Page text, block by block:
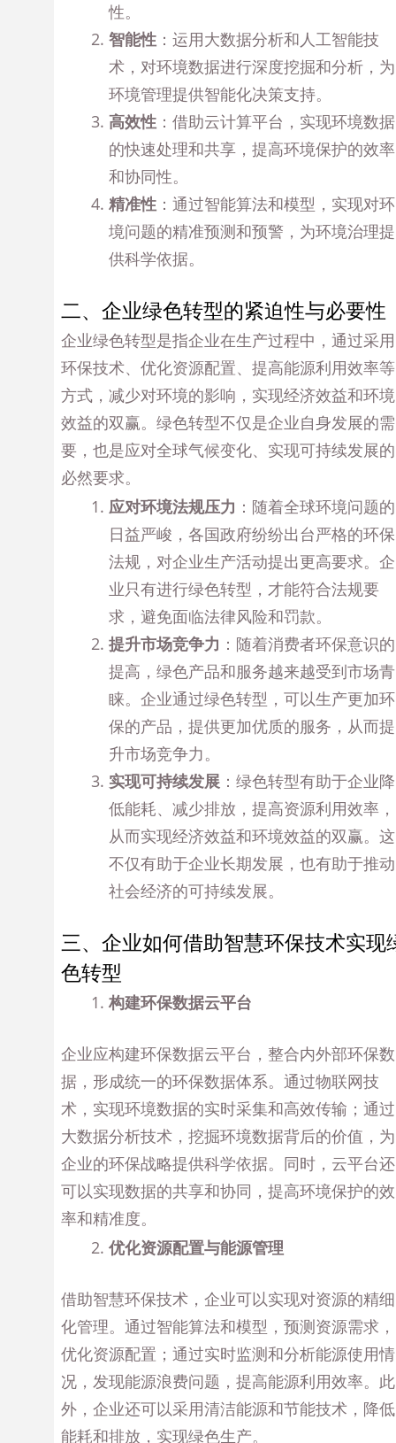
性。
智能性：运用大数据分析和人工智能技
术，对环境数据进行深度挖掘和分析，为
环境管理提供智能化决策支持。
高效性：借助云计算平台，实现环境数据
的快速处理和共享，提高环境保护的效率
和协同性。
精准性：通过智能算法和模型，实现对环
境问题的精准预测和预警，为环境治理提
供科学依据。
二、企业绿色转型的紧迫性与必要性
企业绿色转型是指企业在生产过程中，通过采用
环保技术、优化资源配置、提高能源利用效率等
方式，减少对环境的影响，实现经济效益和环境
效益的双赢。绿色转型不仅是企业自身发展的需
要，也是应对全球气候变化、实现可持续发展的
必然要求。
应对环境法规压力 ：随着全球环境问题的
日益严峻，各国政府纷纷出台严格的环保
法规，对企业生产活动提出更高要求。企
业只有进行绿色转型，才能符合法规要
求，避免面临法律风险和罚款。
提升市场竞争力 ：随着消费者环保意识的
提高，绿色产品和服务越来越受到市场青
睐。企业通过绿色转型，可以生产更加环
保的产品，提供更加优质的服务，从而提
升市场竞争力。
实现可持续发展：绿色转型有助于企业降
低能耗、减少排放，提高资源利用效率，
从而实现经济效益和环境效益的双赢。这
不仅有助于企业长期发展，也有助于推动
社会经济的可持续发展。
三、企业如何借助智慧环保技术实现
色转型
构建环保数据云平台
企业应构建环保数据云平台，整合内外部环保数
据，形成统一的环保数据体系。通过物联网技
术，实现环境数据的实时采集和高效传输；通过
大数据分析技术，挖掘环境数据背后的价值，为
企业的环保战略提供科学依据。同时，云平台还
可以实现数据的共享和协同，提高环境保护的效
率和精准度。
优化资源配置与能源管理
借助智慧环保技术，企业可以实现对资源的精细
化管理。通过智能算法和模型，预测资源需求，
优化资源配置；通过实时监测和分析能源使用情
况，发现能源浪费问题，提高能源利用效率。此
外，企业还可以采用清洁能源和节能技术，降低
能耗和排放，实现绿色生产。